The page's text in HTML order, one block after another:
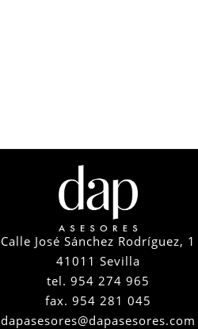
Calle José Sánchez Rodríguez, 1
41011 Sevilla
tel. 954 274 965
fax. 954 281 045
dapasesores@dapasesores.com